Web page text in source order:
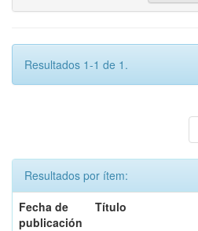
Resultados 1-1 de 1.
Resultados por ítem:
Fecha de
publicación
Título